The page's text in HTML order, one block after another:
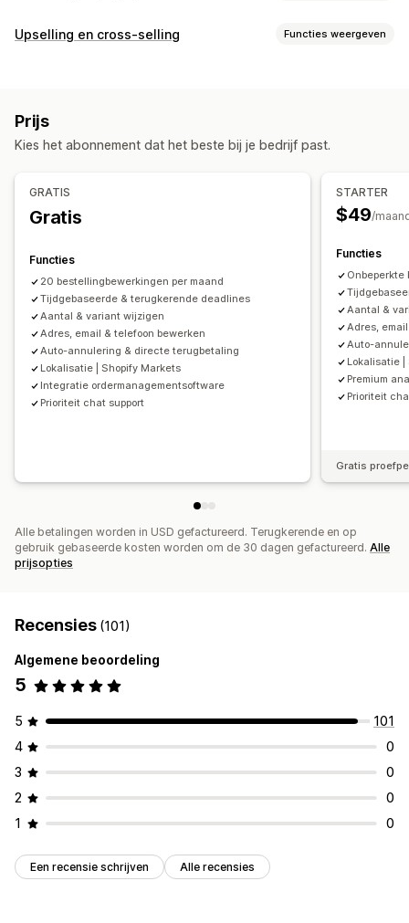
Updates van bestellingen
Aangepaste regels
Aangepaste portal
Bestellingenbeheer
Tagging
Upselling en cross-selling Functies weergeven
Aangepaste CSS
Analytics
Prijs
Kies het abonnement dat het beste bij je bedrijf past.
GRATIS
Gratis
Functies
20 bestellingbewerkingen per maand
Tijdgebaseerde & terugkerende deadlines
Aantal & variant wijzigen
Adres, email & telefoon bewerken
Auto-annulering & directe terugbetaling
Lokalisatie | Shopify Markets
Integratie ordermanagementsoftware
Prioriteit chat support
STARTER
$49/
Functies
Aantal &
Adres,
Auto-
Lokalisatie |
Premium
Prioriteit
Gratis
Alle betalingen worden in USD gefactureerd. Terugkerende en op
gebruik gebaseerde kosten worden om de 30 dagen gefactureerd. Alle
prijsopties
Recensies (101)
Algemene beoordeling
5
5
101
4
0
3
0
2
0
1
0
Een recensie schrijven Alle recensies